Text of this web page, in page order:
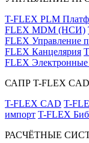
T-FLEX PLM
FLEX MDM (НСИ)
FLEX Управление
FLEX Канцелярия
FLEX Электронные
САПР T-FLEX CAD
T-FLEX CAD T-
импорт T-FLEX
РАСЧЁТНЫЕ